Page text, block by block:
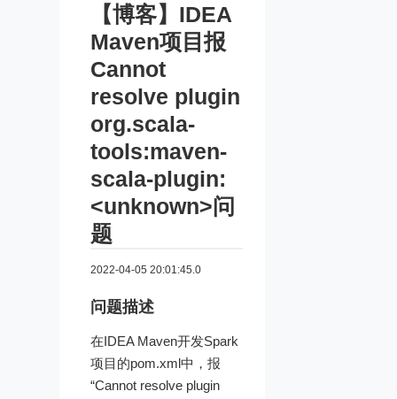
【博客】IDEA
Maven项目报
Cannot
resolve plugin
org.scala-
tools:maven-
scala-plugin:
<unknown>问
题
2022-04-05 20:01:45.0
问题描述
在IDEA Maven开发Spark
项目的pom.xml中，报
“Cannot resolve plugin